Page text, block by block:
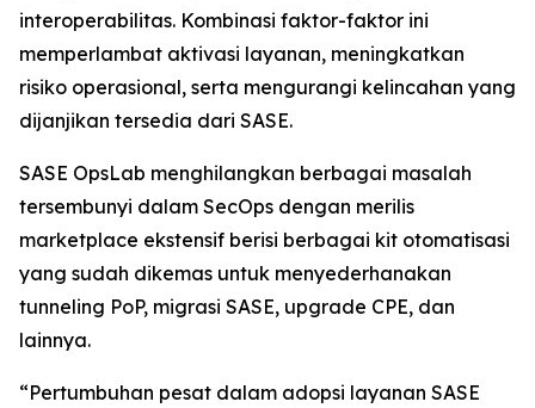
interoperabilitas. Kombinasi faktor-faktor ini
memperlambat aktivasi layanan, meningkatkan
risiko operasional, serta mengurangi kelincahan yang
dijanjikan tersedia dari SASE.
SASE OpsLab menghilangkan berbagai masalah
tersembunyi dalam SecOps dengan merilis
marketplace ekstensif berisi berbagai kit otomatisasi
yang sudah dikemas untuk menyederhanakan
tunneling PoP, migrasi SASE, upgrade CPE, dan
lainnya.
“Pertumbuhan pesat dalam adopsi layanan SASE